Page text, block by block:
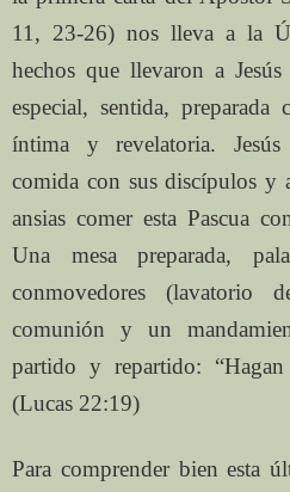
11, 23-26) nos lleva a la
hechos que llevaron a
especial, sentida, preparada
íntima y revelatoria. Jesús
comida con sus discípulos y
ansias comer esta Pascua
Una mesa preparada,
conmovedores (lavatorio
comunión y un
partido y repartido:
(Lucas 22:19)
Para comprender bien esta